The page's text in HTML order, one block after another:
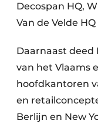
Decospan HQ,
Van de Velde
Daarnaast deed
van het Vlaams
hoofdkantoren
en
Berlijn en New